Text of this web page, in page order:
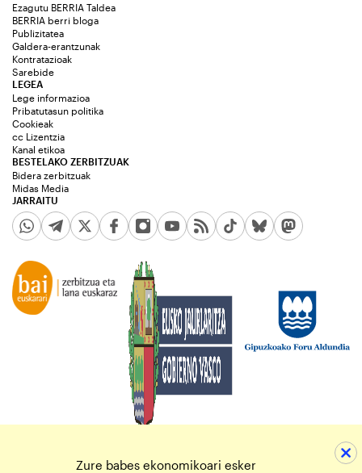
Ezagutu BERRIA Taldea
BERRIA berri bloga
Publizitatea
Galdera-erantzunak
Kontratazioak
Sarebide
JARRAITU
LEGEA
Lege informazioa
Pribatutasun politika
Cookieak
cc Lizentzia
Kanal etikoa
BESTELAKO ZERBITZUAK
Bidera zerbitzuak
Midas Media
Zure babes ekonomikoari esker